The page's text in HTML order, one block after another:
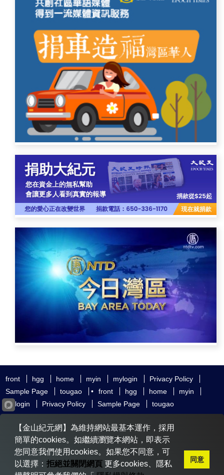
front hgg home myin mylogin
Privacy Policy
Sample Page
tougao • front hgg home
myin
mylogin
Privacy Policy Sample Page tougao
友好鏈接 追查國際 新唐人電視
神韻藝術團
大紀元時報
希望之聲 全球退黨服務中心 明慧網
無界網
【金山紀元網】為維持網站最基本運作，採用
簡單的cookies。如繼續瀏覽本網站，即表示
您同意我們使用cookies。如果您不同意，可
以選擇： 拒絕並關閉網頁更多cookies、隱私
同意